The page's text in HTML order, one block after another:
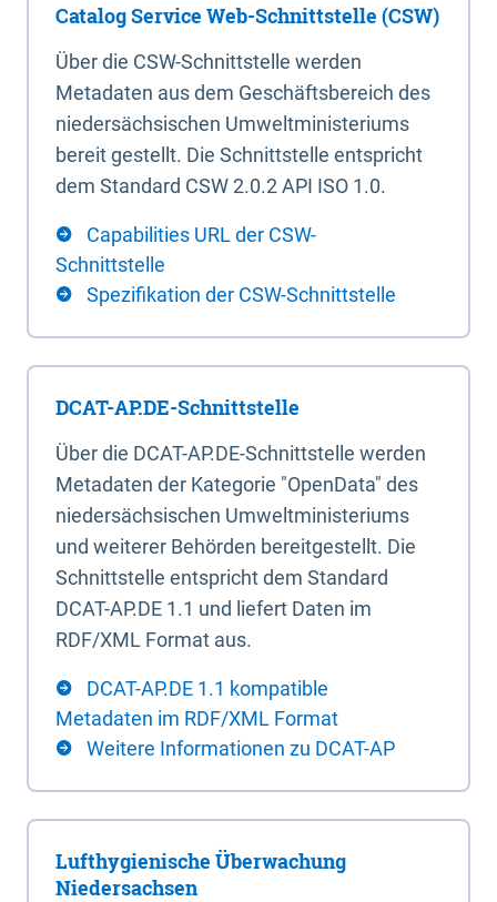
Catalog Service Web-Schnittstelle (CSW)
Über die CSW-Schnittstelle werden
Metadaten aus dem Geschäftsbereich des
niedersächsischen Umweltministeriums
bereit gestellt. Die Schnittstelle entspricht
dem Standard CSW 2.0.2 API ISO 1.0.
Capabilities URL der CSW-
Schnittstelle
Spezifikation der CSW-Schnittstelle
DCAT-AP.DE-Schnittstelle
Über die DCAT-AP.DE-Schnittstelle werden
Metadaten der Kategorie "OpenData" des
niedersächsischen Umweltministeriums
und weiterer Behörden bereitgestellt. Die
Schnittstelle entspricht dem Standard
DCAT-AP.DE 1.1 und liefert Daten im
RDF/XML Format aus.
DCAT-AP.DE 1.1 kompatible
Metadaten im RDF/XML Format
Weitere Informationen zu DCAT-AP
Lufthygienische Überwachung
Niedersachsen